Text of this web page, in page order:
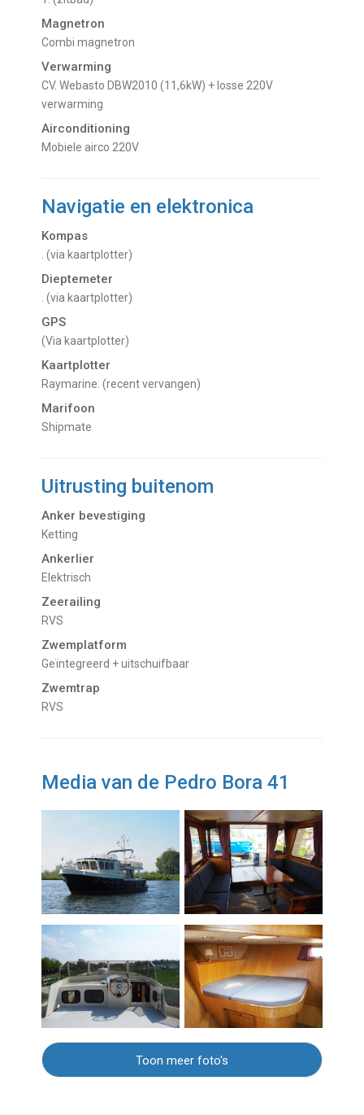
Magnetron
Combi magnetron
Verwarming
CV. Webasto DBW2010 (11,6kW) + losse 220V
verwarming
Airconditioning
Mobiele airco 220V
Navigatie en elektronica
Kompas
. (via kaartplotter)
Dieptemeter
. (via kaartplotter)
GPS
(via kaartplotter)
Kaartplotter
Raymarine. (recent vervangen)
Marifoon
Shipmate
Uitrusting buitenom
Anker bevestiging
Ketting
Ankerlier
Elektrisch
Zeerailing
RVS
Zwemplatform
Geïntegreerd + uitschuifbaar
Zwemtrap
RVS
Media van de Pedro Bora 41
Toon meer foto's